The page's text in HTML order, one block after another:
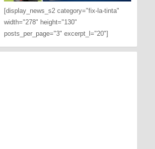
[display_news_s2 category="fix-la-tinta"
width="278" height="130"
posts_per_page="3" excerpt_l="20"]